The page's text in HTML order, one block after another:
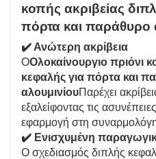
κοπής ακριβείας
πόρτα και παράθυρο
✔️ Ανώτερη ακρίβεια
ΟΟλοκαίνουργιο πριόνι
κεφαλής για πόρτα και
αλουμινίουΠαρέχει
εξαλείφοντας τις
εφαρμογή στη
✔️ Ενισχυμένη
Ο σχεδιασμός διπλής